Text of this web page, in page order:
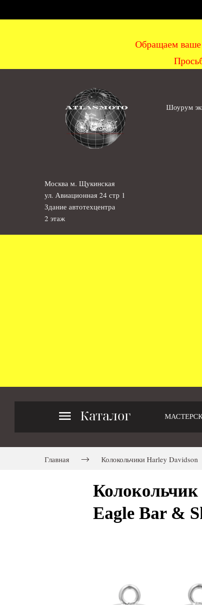
Обращаем
Шоурум
Москва м. Щукинская
ул. Авиационная 24 стр 1
Здание автотехцентра
2 этаж
Каталог
Главная Колокольчики Harley Davidson
Eagle Bar &